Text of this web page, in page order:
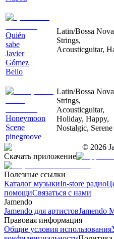
Quién
sabe
Javier
Gómez
Bello
Latin/Bossa
Strings,
Acousticguitar,
Honeymoon
Scene
pinegroove
Latin/Bossa
Strings,
Acousticguitar,
Holiday, Happy,
Nostalgic, Serene
© 2026
Скачать приложение
Полезные ссылки
Каталог музыкиIn-store радио
помощиСвязаться с нами
Jamendo
Jamendo для артистовJamendo
Правовая информация
Общие условия использования